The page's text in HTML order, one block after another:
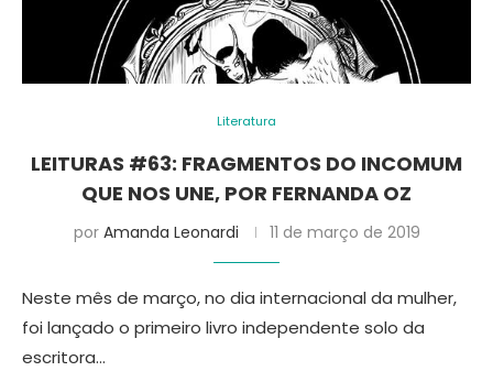
Literatura
LEITURAS #63: FRAGMENTOS DO INCOMUM
QUE NOS UNE, POR FERNANDA OZ
por Amanda Leonardi 11 de março de 2019
Neste mês de março, no dia internacional da mulher,
foi lançado o primeiro livro independente solo da
escritora…